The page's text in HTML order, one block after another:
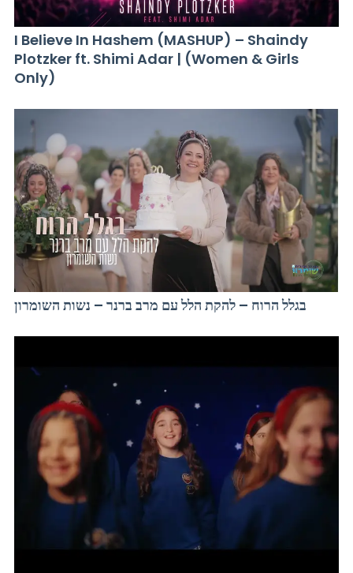
I Believe In Hashem (MASHUP) – Shaindy
Plotzker ft. Shimi Adar | (Women & Girls
Only)
בגלל הרוח – להקת הלל עם מרב ברנר – נשות השומרון